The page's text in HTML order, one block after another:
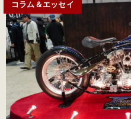
コラム＆エッセイ